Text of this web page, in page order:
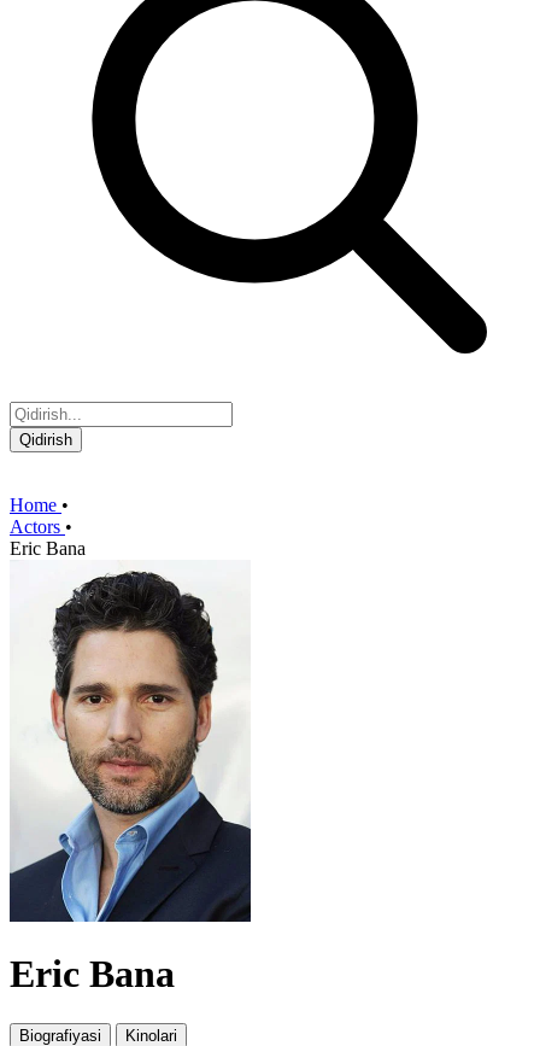
Qidirish
Home •
Actors •
Eric Bana
Eric Bana
Biografiyasi Kinolari